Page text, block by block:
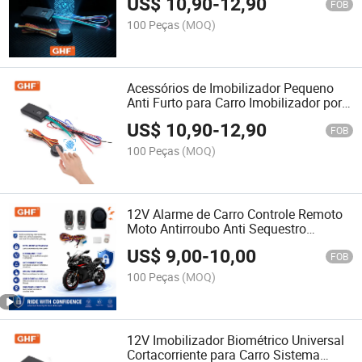
FOB
100 Peças (MOQ)
Acessórios de Imobilizador Pequeno
Anti Furto para Carro Imobilizador por
Impressão Digital Alarme Anti
Sequestro para Carro
US$ 10,90-12,90 FOB
100 Peças (MOQ)
12V Alarme de Carro Controle Remoto
Moto Antirroubo Anti Sequestro
Imobilizador Alarme de Motocicleta
para Um Caminho
US$ 9,00-10,00 FOB
100 Peças (MOQ)
12V Imobilizador Biométrico Universal
Cortacorriente para Carro Sistema